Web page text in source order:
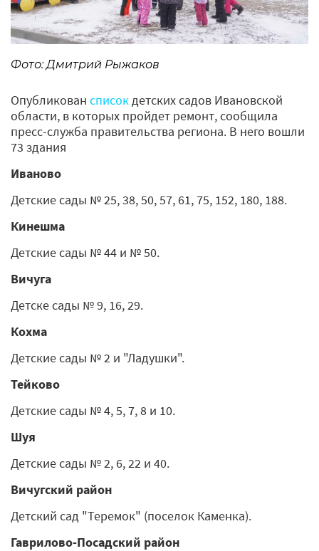
Фото: Дмитрий Рыжаков
Опубликован списокдетских садов Ивановской
области, в которых пройдет ремонт, сообщила
пресс-служба правительства региона. В него вошли
73 здания
Иваново
Детские сады № 25, 38, 50, 57, 61, 75, 152, 180, 188.
Кинешма
Детские сады № 44 и № 50.
Вичуга
Детске сады № 9, 16, 29.
Кохма
Детские сады № 2 и "Ладушки".
Тейково
Детские сады № 4, 5, 7, 8 и 10.
Шуя
Детские сады № 2, 6, 22 и 40.
Вичугский район
Детский сад "Теремок" (поселок Каменка).
Гаврилово-Посадский район